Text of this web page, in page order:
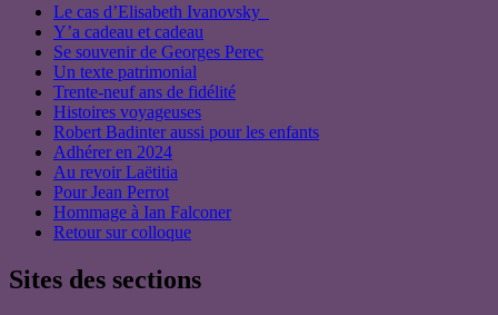
Le cas d’Elisabeth Ivanovsky
Y’a cadeau et cadeau
Se souvenir de Georges Perec
Un texte patrimonial
Trente-neuf ans de fidélité
Histoires voyageuses
Robert Badinter aussi pour les enfants
Adhérer en 2024
Au revoir Laëtitia
Pour Jean Perrot
Hommage à Ian Falconer
Retour sur colloque
Sites des sections